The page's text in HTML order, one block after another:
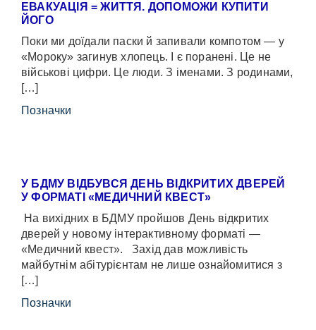
ЕВАКУАЦІЯ = ЖИТТЯ. ДОПОМОЖИ КУПИТИ
ЙОГО
Поки ми доїдали паски й запивали компотом — у
«Мороку» загинув хлопець. І є поранені. Це не
військові цифри. Це люди. З іменами. З родинами,
[…]
Позначки
У БДМУ ВІДБУВСЯ ДЕНЬ ВІДКРИТИХ ДВЕРЕЙ
У ФОРМАТІ «МЕДИЧНИЙ КВЕСТ»
На вихідних в БДМУ пройшов День відкритих
дверей у новому інтерактивному форматі —
«Медичний квест». Захід дав можливість
майбутнім абітурієнтам не лише ознайомитися з
[…]
Позначки